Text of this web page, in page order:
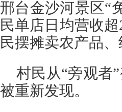
邢台金沙河景区“
民单店日均营收
民摆摊卖农产品
村民从“旁观者
被重新发现。